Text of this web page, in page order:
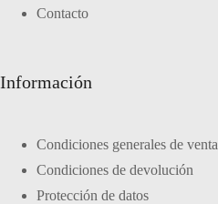
Contacto
Información
Condiciones generales de venta
Condiciones de devolución
Protección de datos